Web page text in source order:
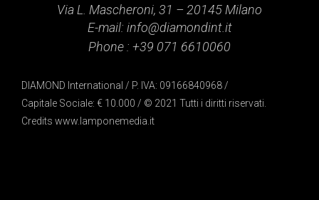
Via L. Mascheroni, 31 – 20145 Milano
E-mail: info@diamondint.it
Phone : +39 071 6610060
DIAMOND International / P. IVA: 09166840968 /
Capitale Sociale: € 10.000 / © 2021 Tutti i diritti riservati.
Credits www.lamponemedia.it